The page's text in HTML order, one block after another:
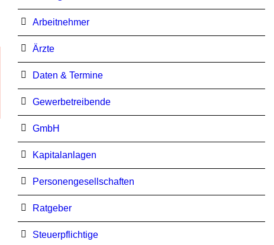
Arbeitnehmer
Ärzte
Daten & Termine
Gewerbetreibende
GmbH
Kapitalanlagen
Personengesellschaften
Ratgeber
Steuerpflichtige